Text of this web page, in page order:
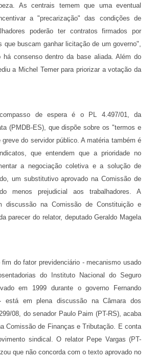
As centrais temem que uma eventual
a "precarização" das condições de
poderão ter contratos firmados por
que buscam ganhar licitação de um governo",
há consenso dentro da base aliada. Além do
a Michel Temer para priorizar a votação da
de espera é o PL 4.497/01, da
(PMDB-ES), que dispõe sobre os "termos e
greve do servidor público. A matéria também é
que entendem que a prioridade no
a negociação coletiva e a solução de
um substitutivo aprovado na Comissão de
menos prejudicial aos trabalhadores. A
discussão na Comissão de Constituição e
parecer do relator, deputado Geraldo Magela
do fator previdenciário - mecanismo usado
do Instituto Nacional do Seguro
em 1999 durante o governo Fernando
está em plena discussão na Câmara dos
08, do senador Paulo Paim (PT-RS), acaba
Comissão de Finanças e Tributação. E conta
sindical. O relator Pepe Vargas (PT-
que não concorda com o texto aprovado no